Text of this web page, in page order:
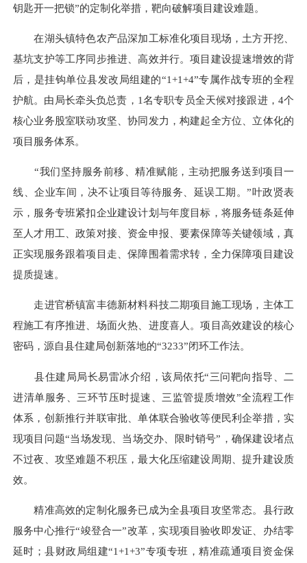
钥匙开一把锁”的定制化举措，靶向破解项目建设难题。
在湖头镇特色农产品深加工标准化项目现场，土方开挖、
基坑支护等工序同步推进、高效并行。项目建设提速增效的背
后，是挂钩单位县发改局组建的“1+1+4”专属作战专班的全程
护航。由局长牵头负总责，1名专职专员全天候对接跟进，4个
核心业务股室联动攻坚、协同发力，构建起全方位、立体化的
项目服务体系。
“我们坚持服务前移、精准赋能，主动把服务送到项目一
线、企业车间，决不让项目等待服务、延误工期。”叶政贤表
示，服务专班紧扣企业建设计划与年度目标，将服务链条延伸
至人才用工、政策对接、资金申报、要素保障等关键领域，真
正实现服务跟着项目走、保障围着需求转，全力保障项目建设
提质提速。
走进官桥镇富丰德新材料科技二期项目施工现场，主体工
程施工有序推进、场面火热、进度喜人。项目高效建设的核心
密码，源自县住建局创新落地的“3233”闭环工作法。
县住建局局长易雷冰介绍，该局依托“三问靶向指导、二
进清单服务、三环节压时提速、三监管提质增效”全流程工作
体系，创新推行并联审批、单体联合验收等便民利企举措，实
现项目问题“当场发现、当场交办、限时销号”，确保建设堵点
不过夜、攻坚难题不积压，最大化压缩建设周期、提升建设质
效。
精准高效的定制化服务已成为全县项目攻坚常态。县行政
服务中心推行“竣登合一”改革，实现项目验收即发证、办结零
延时；县财政局组建“1+1+3”专项专班，精准疏通项目资金保